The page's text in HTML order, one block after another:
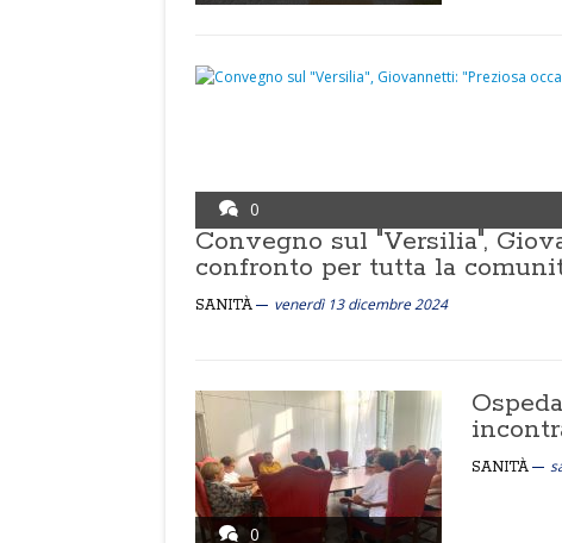
0
Convegno sul "Versilia",
confronto per tutta la
SANITÀ venerdì 13 dicembre 2024
0
SANITÀ